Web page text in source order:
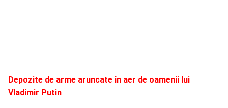
Depozite de arme aruncate în aer de oamenii lui
Vladimir Putin